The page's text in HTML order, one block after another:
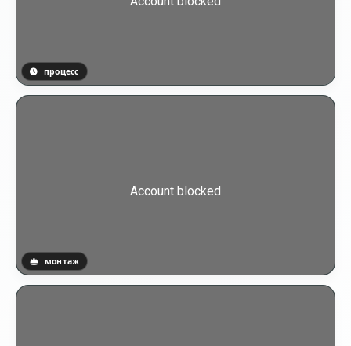
процесс
монтаж